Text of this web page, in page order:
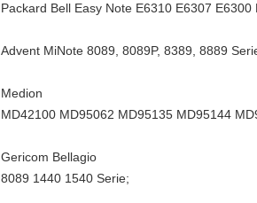
Packard Bell Easy Note E6310 E6307
Advent MiNote 8089, 8089P, 8389, 8889
Medion
MD42100 MD95062 MD95135 MD95144
Gericom Bellagio
8089 1440 1540 Serie;